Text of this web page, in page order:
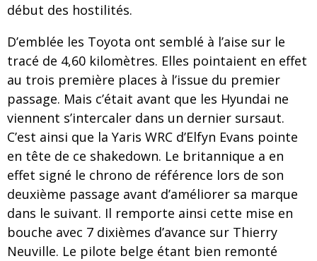
début des hostilités.
D’emblée les Toyota ont semblé à l’aise sur le
tracé de 4,60 kilomètres. Elles pointaient en effet
au trois première places à l’issue du premier
passage. Mais c’était avant que les Hyundai ne
viennent s’intercaler dans un dernier sursaut.
C’est ainsi que la Yaris WRC d’Elfyn Evans pointe
en tête de ce shakedown. Le britannique a en
effet signé le chrono de référence lors de son
deuxième passage avant d’améliorer sa marque
dans le suivant. Il remporte ainsi cette mise en
bouche avec 7 dixièmes d’avance sur Thierry
Neuville. Le pilote belge étant bien remonté